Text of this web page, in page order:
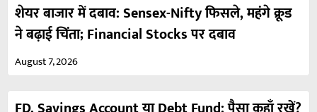
शेयर बाजार में दबाव: Sensex-Nifty फिसले, महंगे क्रूड
ने बढ़ाई चिंता; Financial Stocks पर दबाव
August 7, 2026